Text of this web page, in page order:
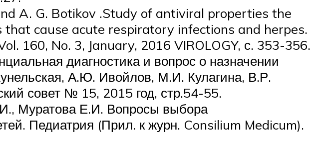
A. G. Botikov .Study of antiviral properties the
cause acute respiratory infections and herpes.
160, No. 3, January, 2016 VIROLOGY, с. 353-356.
диагностика и вопрос о назначении
А.Ю. Ивойлов, М.И. Кулагина, В.Р.
совет № 15, 2015 год, стр.54-55.
Муратова Е.И. Вопросы выбора
Педиатрия (Прил. к журн. Consilium Medicum).